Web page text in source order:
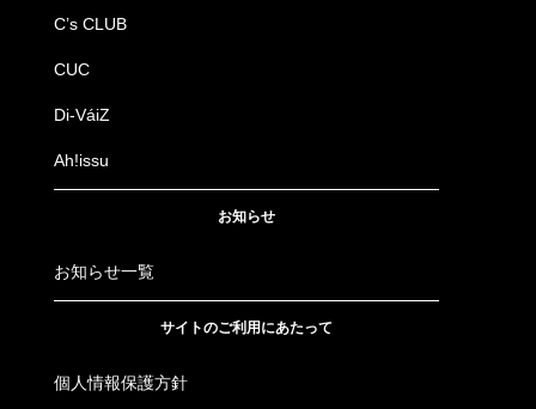
C’s CLUB
CUC
Di-VáiZ
Ah!issu
お知らせ
お知らせ一覧
サイトのご利用にあたって
個人情報保護方針